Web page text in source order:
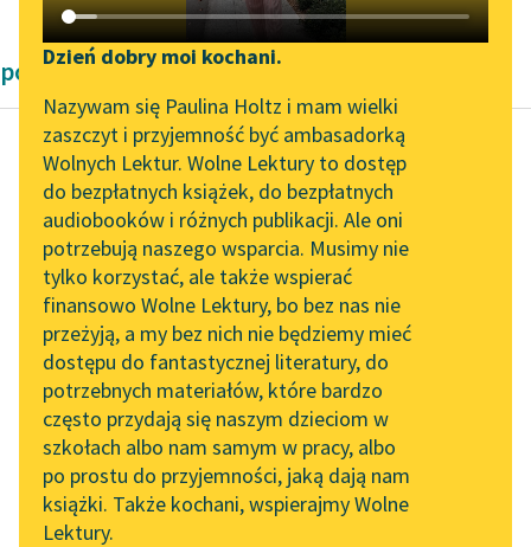
Katalog DAISY
Podkasty o książkach
Zgłoś brak utworu
Aktualności
„Prokurator Alicja Horn”
do słuchania
Byliśmy częścią AI Impact
Lab
Zapraszamy na spotkanie
online z tłumaczkami
literatury skandynawskiej
Spotkanie z Katarzyną
Tunkiel w Oslo
102. lata temu zmarł
Joseph Conrad
Narzędzia
Mapa Wolnych Lektur
Leśmianator
Przewodnik dla piszących i
czytających
API
OAI-PMH
Widget Wolnych Lektur
Przypisy
Dzień dobry moi kochani.
Nazywam się Paulina Holtz i mam wielki
zaszczyt i przyjemność być ambasadorką
Wolnych Lektur. Wolne Lektury to dostęp
do bezpłatnych książek, do bezpłatnych
audiobooków i różnych publikacji. Ale oni
potrzebują naszego wsparcia. Musimy nie
tylko korzystać, ale także wspierać
finansowo Wolne Lektury, bo bez nas nie
przeżyją, a my bez nich nie będziemy mieć
dostępu do fantastycznej literatury, do
potrzebnych materiałów, które bardzo
często przydają się naszym dzieciom w
szkołach albo nam samym w pracy, albo
po prostu do przyjemności, jaką dają nam
książki. Także kochani, wspierajmy Wolne
Lektury.
powieści Louisa Galleta
Louis Gallet
Kapitan Czart.
Przygody Cyrana
de Bergerac
Gdyby nie to, żem
zobowiązał się milczeć
jak karp, zaraz byś
dowiedział się, czy ja...
Czytaj więcej